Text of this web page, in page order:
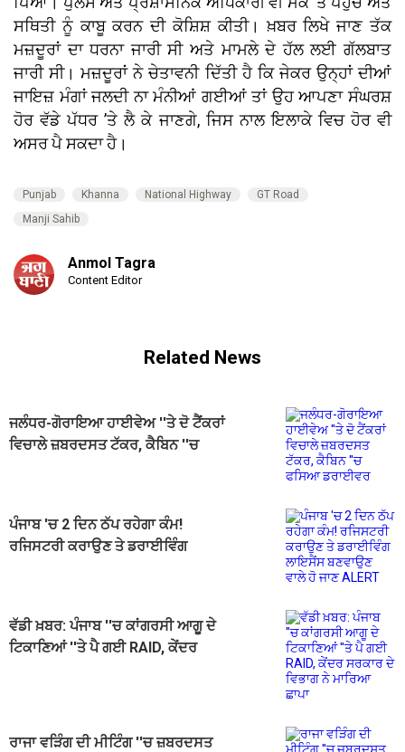
ਸਥਿਤੀ ਨੂੰ ਕਾਬੂ ਕਰਨ ਦੀ ਕੋਸ਼ਿਸ਼ ਕੀਤੀ। ਖ਼ਬਰ ਲਿਖੇ ਜਾਣ ਤੱਕ
ਮਜ਼ਦੂਰਾਂ ਦਾ ਧਰਨਾ ਜਾਰੀ ਸੀ ਅਤੇ ਮਾਮਲੇ ਦੇ ਹੱਲ ਲਈ ਗੱਲਬਾਤ
ਜਾਰੀ ਸੀ। ਮਜ਼ਦੂਰਾਂ ਨੇ ਚੇਤਾਵਨੀ ਦਿੱਤੀ ਹੈ ਕਿ ਜੇਕਰ ਉਨ੍ਹਾਂ ਦੀਆਂ
ਜਾਇਜ਼ ਮੰਗਾਂ ਜਲਦੀ ਨਾ ਮੰਨੀਆਂ ਗਈਆਂ ਤਾਂ ਉਹ ਆਪਣਾ ਸੰਘਰਸ਼
ਹੋਰ ਵੱਡੇ ਪੱਧਰ ’ਤੇ ਲੈ ਕੇ ਜਾਣਗੇ, ਜਿਸ ਨਾਲ ਇਲਾਕੇ ਵਿਚ ਹੋਰ ਵੀ
ਅਸਰ ਪੈ ਸਕਦਾ ਹੈ।
Punjab Khanna National Highway
GT Road
Manji Sahib
Anmol Tagra
Content Editor
Related News
ਜਲੰਧਰ-ਗੋਰਾਇਆ ਹਾਈਵੇਅ ''ਤੇ ਦੋ ਟੈਂਕਰਾਂ
ਵਿਚਾਲੇ ਜ਼ਬਰਦਸਤ ਟੱਕਰ, ਕੈਬਿਨ ''ਚ
ਪੰਜਾਬ 'ਚ 2 ਦਿਨ ਠੱਪ ਰਹੇਗਾ ਕੰਮ!
ਰਜਿਸਟਰੀ ਕਰਾਉਣ ਤੇ ਡਰਾਈਵਿੰਗ
ਵੱਡੀ ਖ਼ਬਰ: ਪੰਜਾਬ ''ਚ ਕਾਂਗਰਸੀ ਆਗੂ ਦੇ
ਟਿਕਾਣਿਆਂ ''ਤੇ ਪੈ ਗਈ RAID, ਕੇਂਦਰ
ਰਾਜਾ ਵੜਿੰਗ ਦੀ ਮੀਟਿੰਗ ''ਚ ਜ਼ਬਰਦਸਤ